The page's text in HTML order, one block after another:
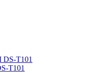
T101